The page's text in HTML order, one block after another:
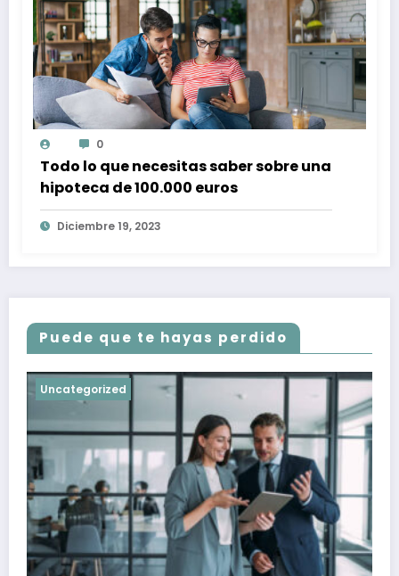
0
Todo lo que necesitas saber sobre una
hipoteca de 100.000 euros
Diciembre 19, 2023
Puede que te hayas perdido
Uncategorized